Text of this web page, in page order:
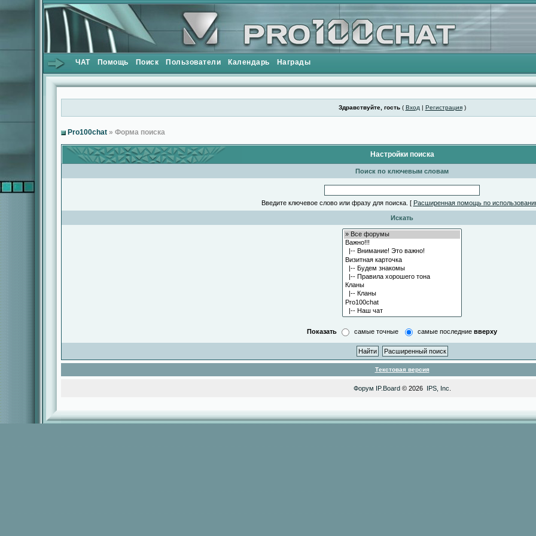
ЧАТ Помощь Поиск Пользователи Календарь Награды
Здравствуйте, гость( Вход | Регистрация)
Pro100chat » Форма поиска
Настройки поиска
Поиск по ключевым словам
Введите ключевое слово или фразу для поиска. [ Расширенная помощь по
Искать
Показать самые точные самые последние вверху
Текстовая версия
Форум IP.Board© 2026 IPS, Inc